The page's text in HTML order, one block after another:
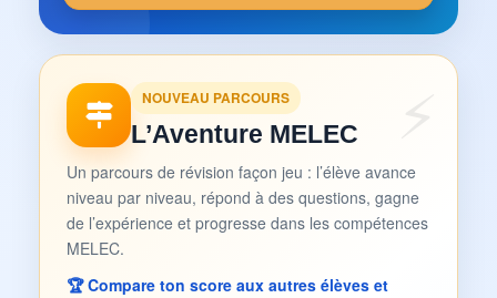
NOUVEAU PARCOURS
L’Aventure MELEC
Un parcours de révision façon jeu : l’élève avance
niveau par niveau, répond à des questions, gagne
de l’expérience et progresse dans les compétences
MELEC.
🏆 Compare ton score aux autres élèves et